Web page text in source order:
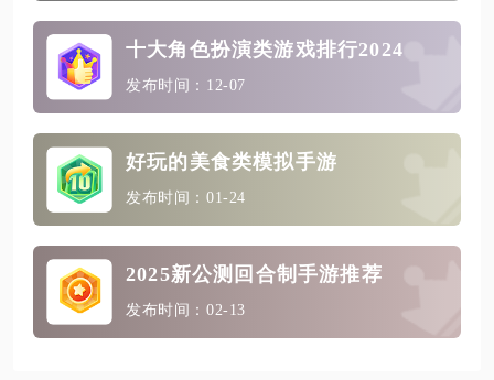
十大角色扮演类游戏排行2024
发布时间：12-07
好玩的美食类模拟手游
发布时间：01-24
2025新公测回合制手游推荐
发布时间：02-13